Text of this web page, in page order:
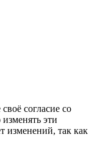
согласие со
эти
изменений, так как